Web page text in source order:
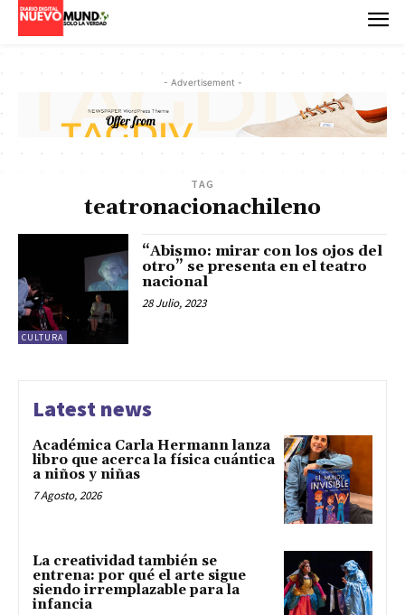
- Advertisement -
TAG
teatronacionachileno
CULTURA
“Abismo: mirar con los ojos del
otro” se presenta en el teatro
nacional
28 Julio, 2023
Latest news
Académica Carla Hermann lanza
libro que acerca la física cuántica
a niños y niñas
7 Agosto, 2026
La creatividad también se
entrena: por qué el arte sigue
siendo irremplazable para la
infancia